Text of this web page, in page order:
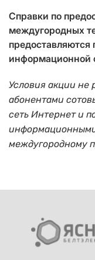
Справки по
междугородных
предоставляются
информационной
Условия акции не
абонентами
сеть Интернет и
междугородному